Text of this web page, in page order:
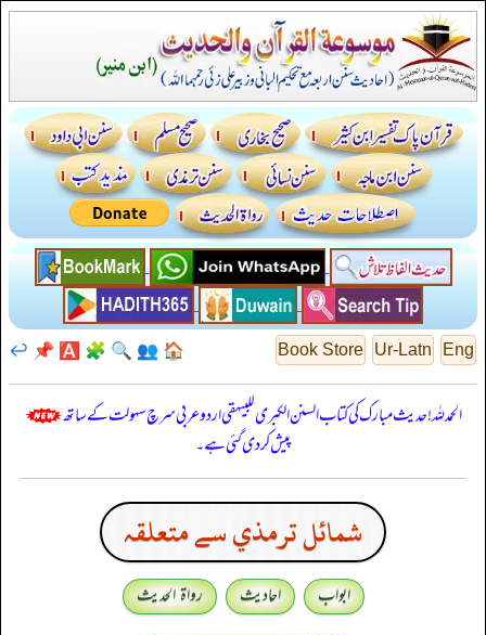
Eng
Ur-Latn
Book Store
🏠
👥
🔍
🧩
🅰️
📌
↩️
الحمدللہ! حدیث مبارک کی کتاب السنن الكبرى للبيهقي اردو عربی سرچ سہولت کے ساتھ
پیش کر دی گئی ہے۔
شمائل ترمذي سے متعلقہ
ابواب احادیث
رواۃ الحدیث